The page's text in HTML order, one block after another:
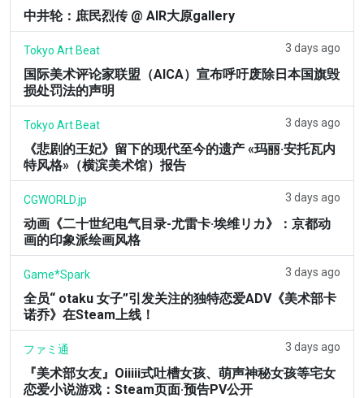
中井轮：庶民烈传 @ AIR大原gallery
Tokyo Art Beat 3 days ago
国际美术评论家联盟（AICA）宣布呼吁废除日本国旗毁
损处罚法的声明
Tokyo Art Beat 3 days ago
《悲剧的王妃》留下的现代至今的遗产 «玛丽·安托瓦内
特风格»（横滨美术馆）报告
CGWORLD.jp 3 days ago
动画《二十世纪电气目录-尤雷卡·埃维リカ》：京都动
画的印象派绘画风格
Game*Spark 3 days ago
全员“ otaku 女子”引发关注的独特恋爱ADV《美术部卡
诺乔》在Steam上线！
ファミ通 3 days ago
『美术部女友』Oiiiii式吐槽女孩、萌声神秘女孩等宅女
恋爱小说游戏：Steam页面·预告PV公开